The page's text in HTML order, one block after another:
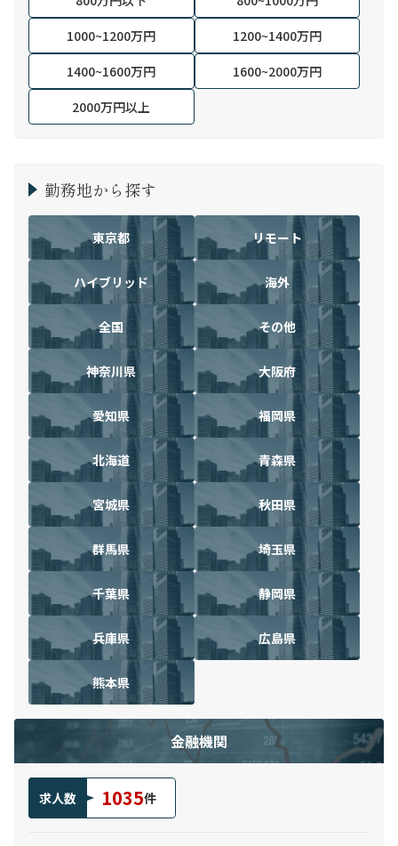
1000~1200万円
1200~1400万円
1400~1600万円
1600~2000万円
2000万円以上
勤務地から探す
東京都 リモート
ハイブリッド 海外
全国 その他
神奈川県 大阪府
愛知県 福岡県
北海道 青森県
宮城県 秋田県
群馬県 埼玉県
千葉県 静岡県
兵庫県 広島県
熊本県
金融機関
求人数 1035件